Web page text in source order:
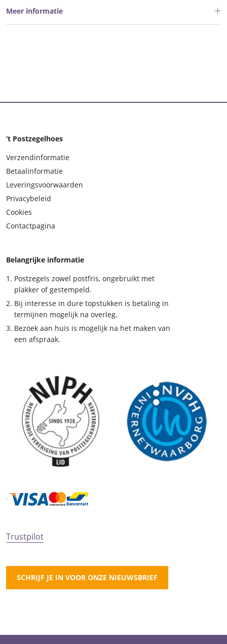
Meer informatie
‘t Postzegelhoes
Verzendinformatie
Betaalinformatie
Leveringsvoorwaarden
Privacybeleid
Cookies
Contactpagina
Belangrijke informatie
Postzegels zowel postfris, ongebruikt met
plakker of gestempeld.
Bij interesse in dure topstukken is betaling in
termijnen mogelijk na overleg.
Bezoek aan huis is mogelijk na het maken van
een afspraak.
Trustpilot
SCHRIJF JE IN VOOR ONZE NIEUWSBRIEF